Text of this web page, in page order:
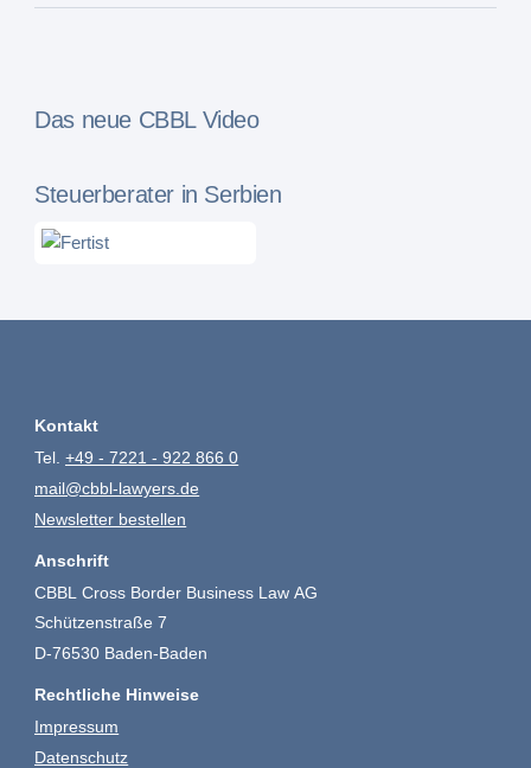
Das neue CBBL Video
Steuerberater in Serbien
Kontakt
Tel.+49 - 7221 - 922 866 0
mail@cbbl-lawyers.de
Newsletter bestellen
Anschrift
CBBL Cross Border Business Law AG
Schützenstraße 7
D-76530 Baden-Baden
Rechtliche Hinweise
Impressum
Datenschutz